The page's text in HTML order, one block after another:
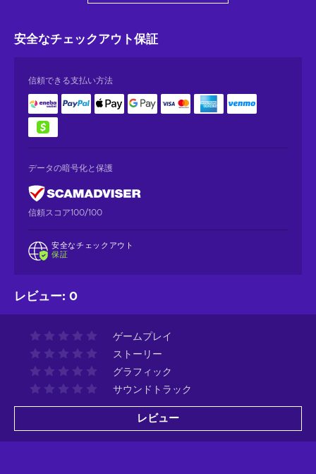
安全なチェックアウト保証
信頼できる支払い方法
データの暗号化と保護
信頼スコア100/100
安全なチェックアウト
保証
レビュー: 0
ゲームプレイ
ストーリー
グラフィック
サウンドトラック
レビュー